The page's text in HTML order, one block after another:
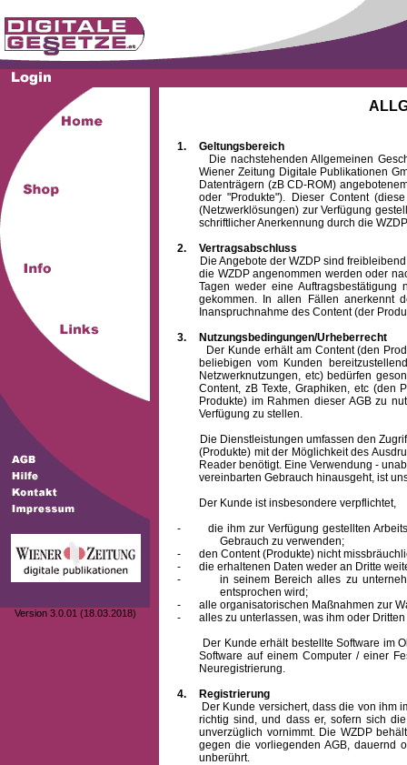
Version 3.0.01 (18.03.2018)
1.
Geltungsbereich
Die nachstehenden Allgemeinen
Wiener Zeitung Digitale Publikationen
Datenträgern (zB CD-ROM)
oder "Produkte"). Dieser Content
(Netzwerklösungen) zur Verfügung
schriftlicher Anerkennung durch die
2.
Vertragsabschluss
Die Angebote der WZDP sind freibleibend.
die WZDP angenommen werden oder
Tagen weder eine
gekommen. In allen Fällen anerkennt
Inanspruchnahme des Content (der
3.
Nutzungsbedingungen/Urheberrecht
Der Kunde erhält am Content (den
beliebigen vom Kunden
Netzwerknutzungen, etc) bedürfen
Content, zB Texte, Graphiken, etc (den
Produkte) im Rahmen dieser AGB zu
Verfügung zu stellen.
Die Dienstleistungen umfassen den Zugriff
(Produkte) mit der Möglichkeit des
Reader benötigt. Eine Verwendung -
vereinbarten Gebrauch hinausgeht, ist
Der Kunde ist insbesondere verpflichtet,
-
die ihm zur Verfügung gestellten
Gebrauch zu verwenden;
-
den Content (Produkte) nicht
-
die erhaltenen Daten weder an Dritte
-
in seinem Bereich alles zu
entsprochen wird;
-
alle organisatorischen Maßnahmen zur
-
alles zu unterlassen, was ihm oder
Der Kunde erhält bestellte Software im
Software auf einem Computer / einer
Neuregistrierung.
4.
Registrierung
Der Kunde versichert, dass die von ihm
richtig sind, und dass er, sofern sich
unverzüglich vornimmt. Die WZDP
gegen die vorliegenden AGB, dauernd
unberührt.